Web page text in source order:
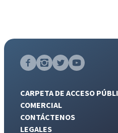
CARPETA DE ACCESO
COMERCIAL
CONTÁCTENOS
LEGALES